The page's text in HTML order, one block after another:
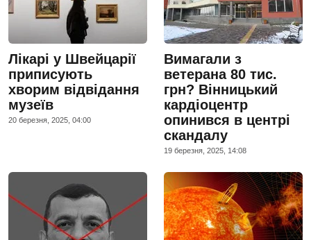
Лікарі у Швейцарії
приписують
хворим відвідання
музеїв
20 березня, 2025, 04:00
Вимагали з
ветерана 80 тис.
грн? Вінницький
кардіоцентр
опинився в центрі
скандалу
19 березня, 2025, 14:08